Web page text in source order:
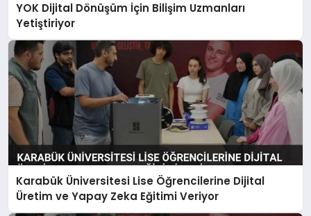
YOK Dijital Dönüşüm İçin Bilişim Uzmanları
Yetiştiriyor
Karabük Üniversitesi Lise Öğrencilerine Dijital
Üretim ve Yapay Zeka Eğitimi Veriyor